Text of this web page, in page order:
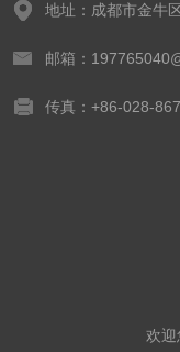
地址：成都市金牛
邮箱：
传真：+86-028-
欢迎